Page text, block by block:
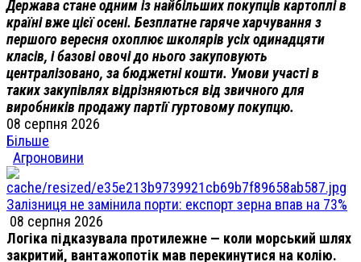
Держава стане одним із найбільших покупців картоплі в
країні вже цієї осені. Безплатне гаряче харчування з
першого вересня охоплює школярів усіх одинадцяти
класів, і базові овочі до нього закуповують
централізовано, за бюджетні кошти. Умови участі в
таких закупівлях відрізняються від звичного для
виробників продажу партії гуртовому покупцю.
08 серпня 2026
Більше
Агроновини
Залізниця не замінила порти: експорт зерна впав на 73%
08 серпня 2026
Логіка підказувала протилежне — коли морський шлях
закритий, вантажопотік мав перекинутися на колію.